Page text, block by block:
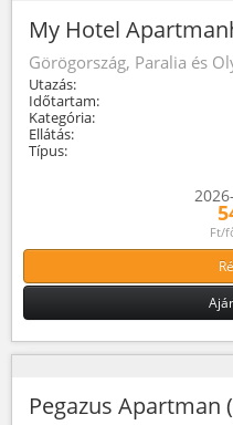
My Hotel
Görögország, Paralia és
Utazás:
Időtartam:
Kategória:
Ellátás:
Típus:
Ft/
Pegazus Apartman